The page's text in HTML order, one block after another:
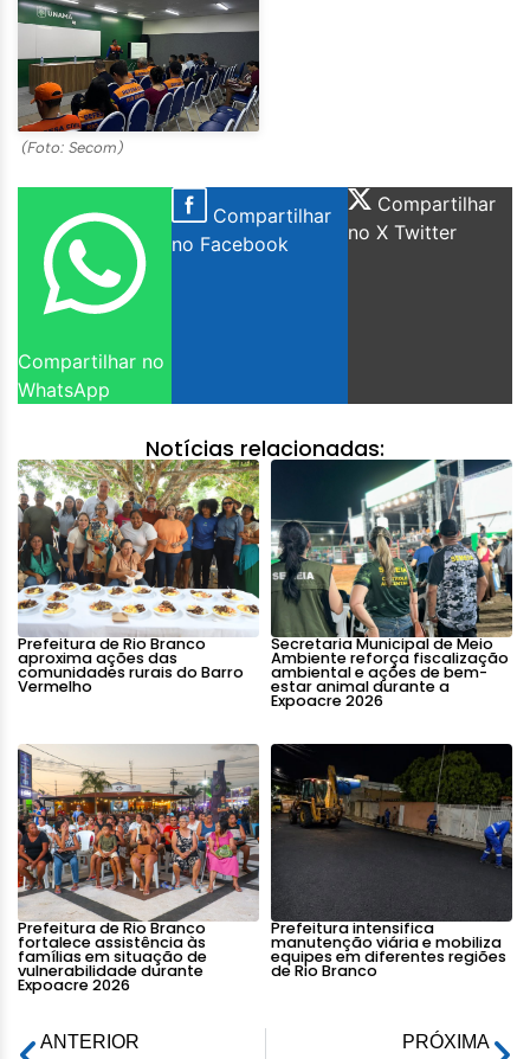
(Foto: Secom)
Compartilhar no
WhatsApp
Compartilhar
no Facebook
Compartilhar
no X Twitter
Notícias relacionadas:
Prefeitura de Rio Branco
aproxima ações das
comunidades rurais do Barro
Vermelho
Secretaria Municipal de Meio
Ambiente reforça fiscalização
ambiental e ações de bem-
estar animal durante a
Expoacre 2026
Prefeitura de Rio Branco
fortalece assistência às
famílias em situação de
vulnerabilidade durante
Expoacre 2026
Prefeitura intensifica
manutenção viária e mobiliza
equipes em diferentes regiões
de Rio Branco
ANTERIOR
PRÓXIMA